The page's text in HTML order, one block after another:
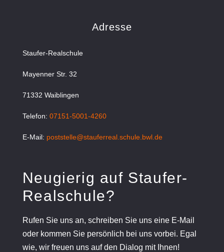
Adresse
Staufer-Realschule
Mayenner Str. 32
71332 Waiblingen
Telefon: 07151-5001-4260
E-Mail: poststelle@stauferreal.schule.bwl.de
Neugierig auf Staufer-
Realschule?
Rufen Sie uns an, schreiben Sie uns eine E-Mail
oder kommen Sie persönlich bei uns vorbei. Egal
wie, wir freuen uns auf den Dialog mit Ihnen!